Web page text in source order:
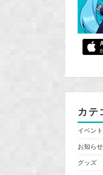
カテ
イベント
お知らせ
グッズ